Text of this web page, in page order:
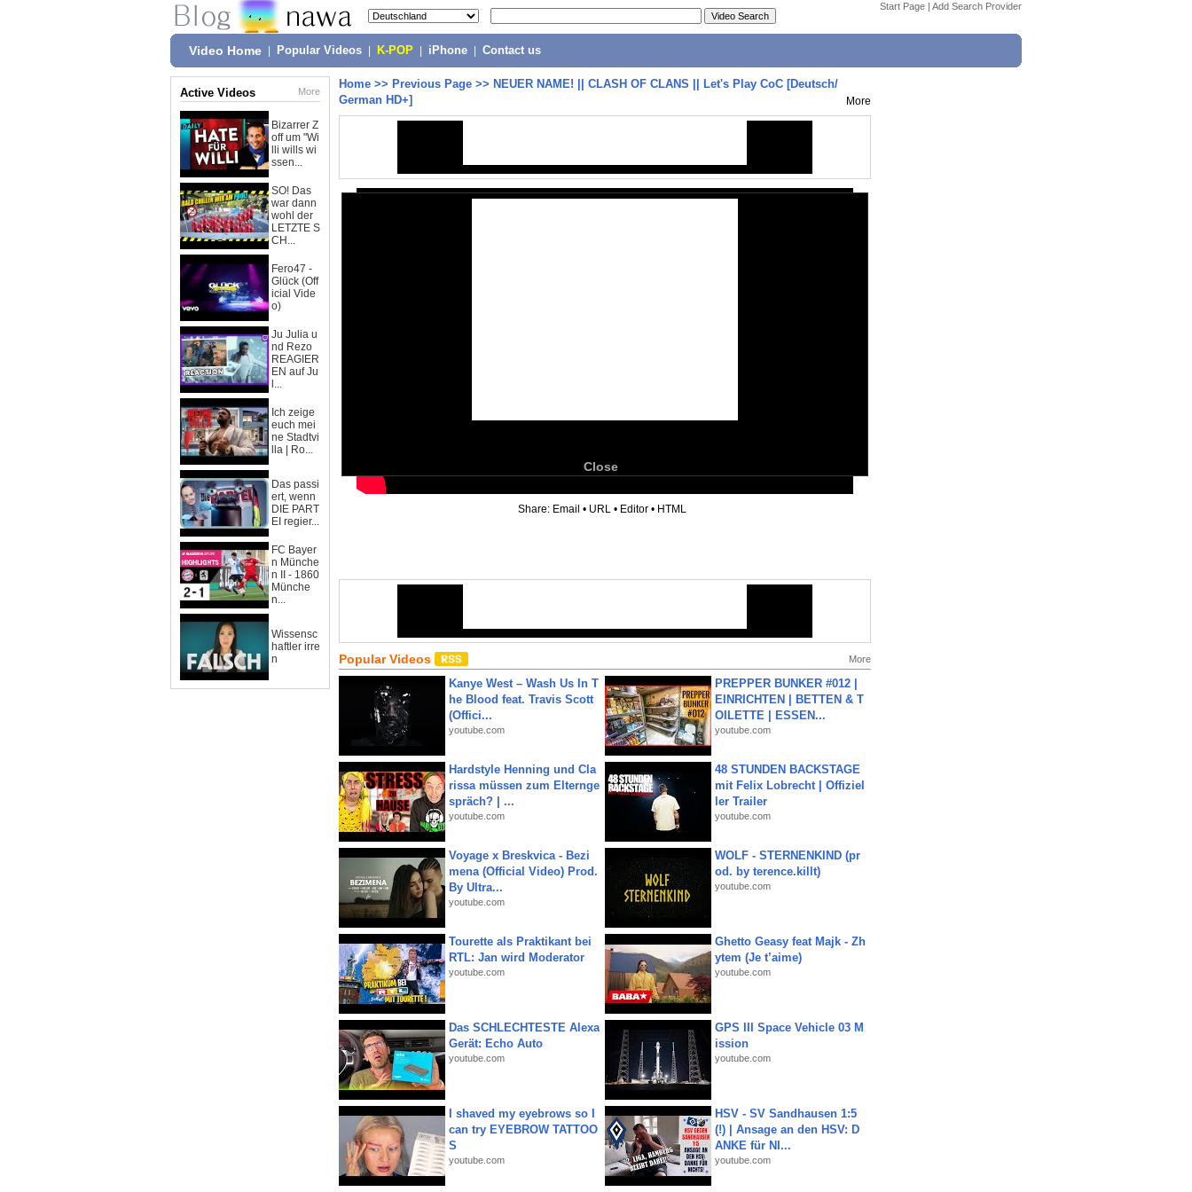
Start Page | Add Search Provider
Video Home Popular Videos K-POP iPhone Contact us
Active Videos More
Bizarrer Z
off um "Wi
lli wills wi
ssen...
SO! Das
war dann
wohl der
LETZTE S
CH...
Fero47 -
Glück (Off
icial Vide
o)
Ju Julia u
nd Rezo
REAGIER
EN auf Ju
l...
Ich zeige
euch mei
ne Stadtvi
lla | Ro...
Das passi
ert, wenn
DIE PART
EI regier...
FC Bayer
n Münche
n II - 1860
Münche
n...
Wissensc
haftler irre
n
Home >> Previous Page >> NEUER NAME! || CLASH OF CLANS || Let's Play CoC [Deutsch/
German HD+]
More
Close
Share: Email • URL • Editor • HTML
Popular Videos More
Kanye West – Wash Us In T
he Blood feat. Travis Scott
(Offici...
youtube.com
PREPPER BUNKER #012 |
EINRICHTEN | BETTEN & T
OILETTE | ESSEN...
youtube.com
Hardstyle Henning und Cla
rissa müssen zum Elternge
spräch? | ...
youtube.com
48 STUNDEN BACKSTAGE
mit Felix Lobrecht | Offiziel
ler Trailer
youtube.com
Voyage x Breskvica - Bezi
mena (Official Video) Prod.
By Ultra...
youtube.com
WOLF - STERNENKIND (pr
od. by terence.killt)
youtube.com
Tourette als Praktikant bei
RTL: Jan wird Moderator
youtube.com
Ghetto Geasy feat Majk - Zh
ytem (Je t’aime)
youtube.com
Das SCHLECHTESTE Alexa
Gerät: Echo Auto
youtube.com
GPS III Space Vehicle 03 M
ission
youtube.com
I shaved my eyebrows so I
can try EYEBROW TATTOO
S
youtube.com
HSV - SV Sandhausen 1:5
(!) | Ansage an den HSV: D
ANKE für NI...
youtube.com